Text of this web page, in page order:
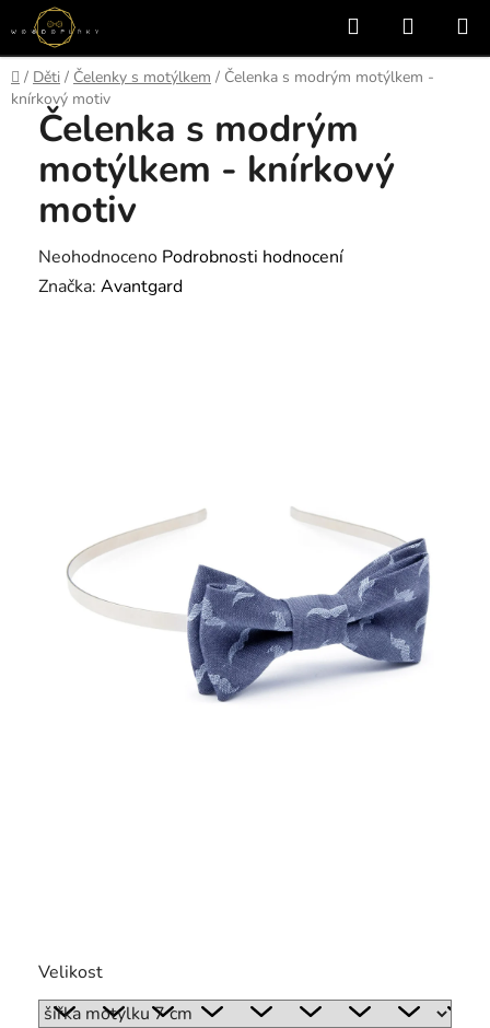
Přejít
na
obsah
Hledat
KOŠÍK
Domů
/ Děti / Čelenky s motýlkem / Čelenka s modrým motýlkem -
knírkový motiv
Velikost
Čelenka s modrým
motýlkem - knírkový
motiv
Průměrné
hodnocení
Neohodnoceno Podrobnosti hodnocení
Značka: Avantgard